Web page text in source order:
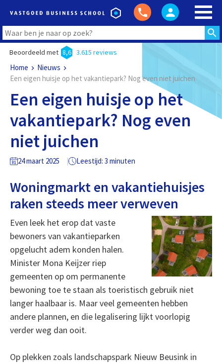
Beoordeeld met 8,6 3.615 reviews
Home
Nieuws
Een eigen huisje op het vakantiepark? Nog even niet juichen
Een eigen huisje op het
vakantiepark? Nog even
niet juichen
24 maart 2025 Leestijd: 3 minuten
Woningmarkt en vakantiehuisjes
raken steeds meer verweven
Even leek het erop dat vaste
bewoners van vakantieparken
opgelucht adem konden halen.
Minister Mona Keijzer riep
gemeenten op om permanente
bewoning toe te staan als toeristisch gebruik niet
langer haalbaar is. Maar veel gemeenten hebben
andere plannen, en die legalisering lijkt voorlopig
verder weg dan ooit.
Op plekken zoals landschapspark Nieuw Beusink in